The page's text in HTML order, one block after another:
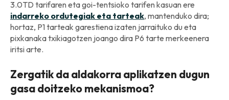
3.0TD tarifaren eta goi-tentsioko tarifen kasuan ere
indarreko ordutegiak eta tarteak, mantenduko dira;
hortaz, P1 tarteak garestiena izaten jarraituko du eta
pixkanaka txikiagotzen joango dira P6 tarte merkeenera
iritsi arte.
Zergatik da aldakorra aplikatzen dugun
gasa doitzeko mekanismoa?